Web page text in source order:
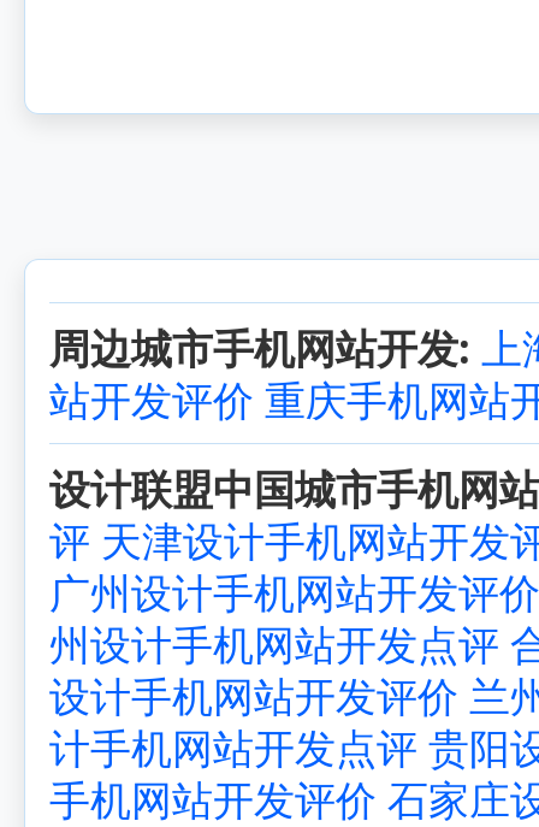
周边城市手机网站开发: 上
站开发评价 重庆手机网站
设计联盟中国城市手机网
评 天津设计手机网站开发
广州设计手机网站开发评价
州设计手机网站开发点评
设计手机网站开发评价 兰
计手机网站开发点评 贵阳
手机网站开发评价 石家庄